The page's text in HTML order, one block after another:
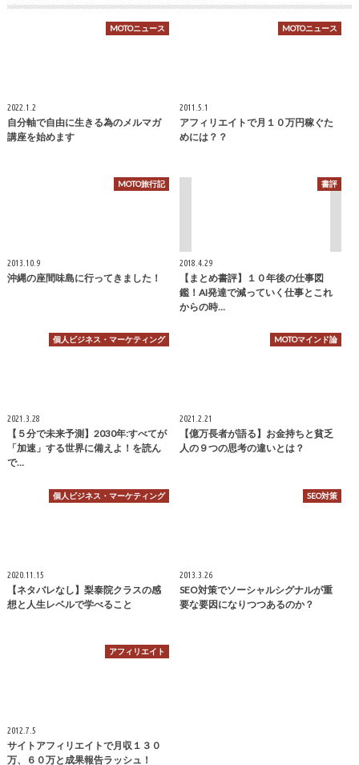
MOTOニュース
2022.1.2
自分軸で自由に生きる為のメルマガ
講座を始めます
MOTOニュース
2011.5.1
アフィリエイトで月１０万円稼ぐた
めには？？
MOTO旅行記
2013.10.9
沖縄の座間味島に行ってきました！
書評
2018.4.29
【まとめ書評】１０年後の仕事図
鑑！AI発達で減っていく仕事とこれ
からの時…
個人ビジネス・マーケティング
2021.3.28
【５分で未来予測】2030年:すべてが
「加速」する世界に備えよ！を読ん
で…
MOTOマインド論
2021.2.21
【億万長者が語る】お金持ちと貧乏
人の９つの思考の違いとは？
個人ビジネス・マーケティング
2020.11.15
【ネタバレなし】梨泰院クラスの感
想と人生レベルで学べること
SEO対策
2013.3.26
SEO対策でソーシャルシグナルが重
要な要因になりつつあるのか？
アフィリエイト
2012.7.5
サイトアフィリエイトで月収１３０
万、６０万と成果報告ラッシュ！